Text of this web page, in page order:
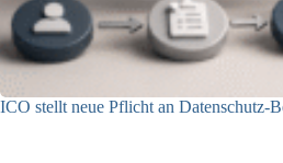
ICO stellt neue Pflicht an Datenschutz-